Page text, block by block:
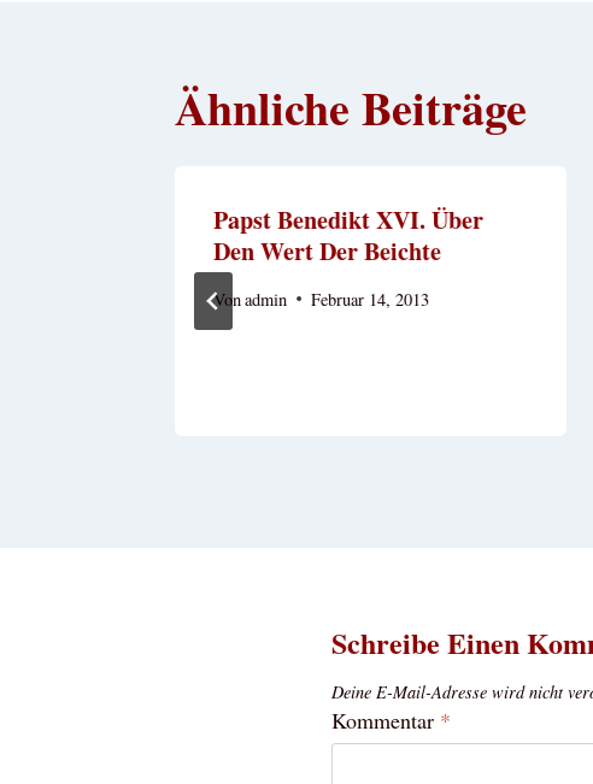
Ähnliche Beiträge
Papst Benedikt XVI. Über
Den Wert Der Beichte
Vonadmin Februar 14, 2013
Schreibe Einen
Deine E-Mail-Adresse wird nicht
Kommentar *